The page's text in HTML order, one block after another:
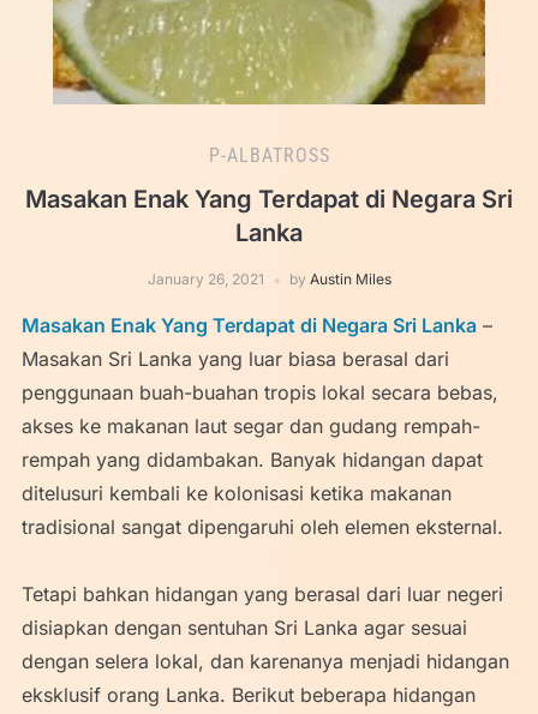
P-ALBATROSS
Masakan Enak Yang Terdapat di Negara Sri
Lanka
January 26, 2021 by Austin Miles
Masakan Enak Yang Terdapat di Negara Sri Lanka–
Masakan Sri Lanka yang luar biasa berasal dari
penggunaan buah-buahan tropis lokal secara bebas,
akses ke makanan laut segar dan gudang rempah-
rempah yang didambakan. Banyak hidangan dapat
ditelusuri kembali ke kolonisasi ketika makanan
tradisional sangat dipengaruhi oleh elemen eksternal.
Tetapi bahkan hidangan yang berasal dari luar negeri
disiapkan dengan sentuhan Sri Lanka agar sesuai
dengan selera lokal, dan karenanya menjadi hidangan
eksklusif orang Lanka. Berikut beberapa hidangan